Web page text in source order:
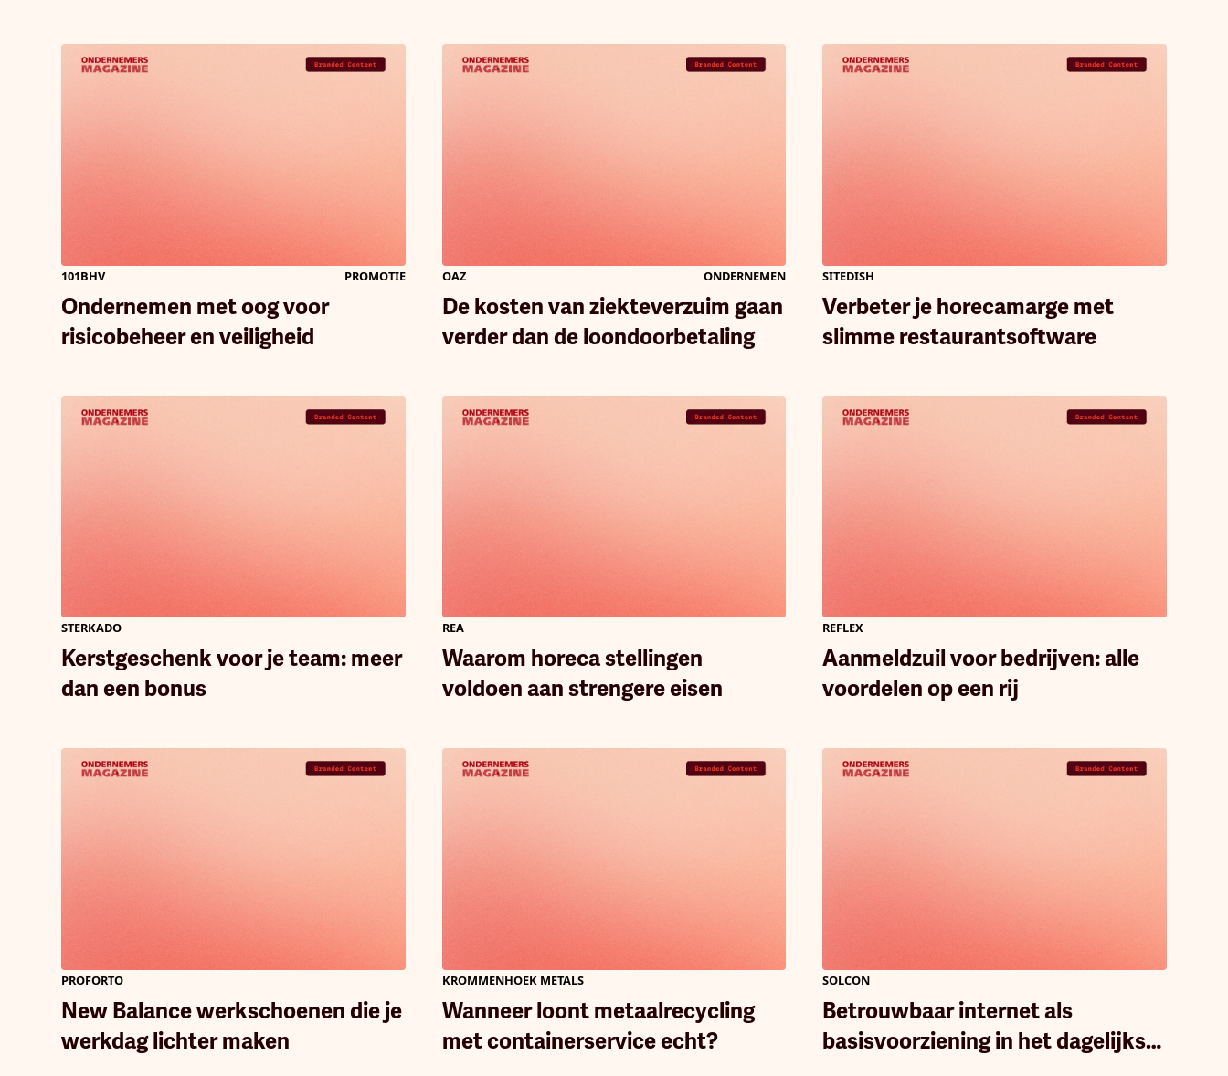
bedrijfsstrategie
101BHV PROMOTIE
Ondernemen met oog voor
risicobeheer en veiligheid
OAZ ONDERNEMEN
De kosten van ziekteverzuim gaan
verder dan de loondoorbetaling
SITEDISH
Verbeter je horecamarge met
slimme restaurantsoftware
STERKADO
Kerstgeschenk voor je team: meer
dan een bonus
REA
Waarom horeca stellingen
voldoen aan strengere eisen
REFLEX
Aanmeldzuil voor bedrijven: alle
voordelen op een rij
PROFORTO
New Balance werkschoenen die je
werkdag lichter maken
KROMMENHOEK METALS
Wanneer loont metaalrecycling
met containerservice echt?
SOLCON
Betrouwbaar internet als
basisvoorziening in het dagelijks